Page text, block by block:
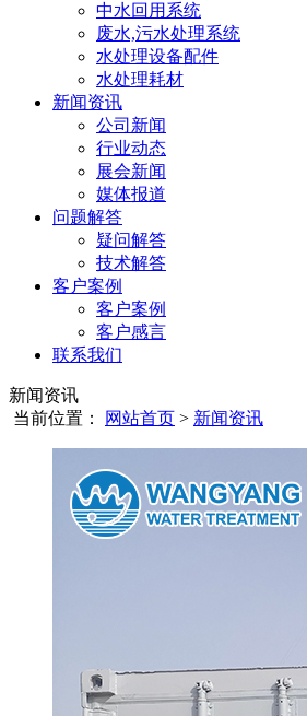
中水回用系统
废水,污水处理系统
水处理设备配件
水处理耗材
新闻资讯
公司新闻
行业动态
展会新闻
媒体报道
问题解答
疑问解答
技术解答
客户案例
客户案例
客户感言
联系我们
新闻资讯
当前位置：
网站首页 > 新闻资讯